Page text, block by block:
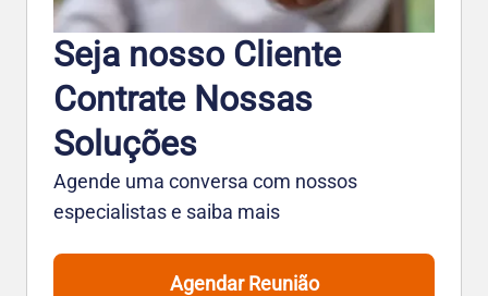
Seja nosso Cliente
Contrate Nossas
Soluções
Agende uma conversa com nossos
especialistas e saiba mais
Agendar Reunião